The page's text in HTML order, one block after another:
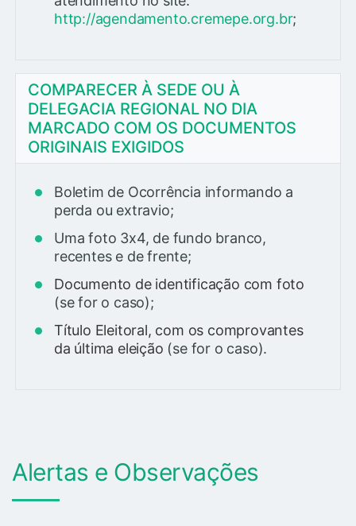
http://agendamento.cremepe.org.br;
COMPARECER À SEDE OU À
DELEGACIA REGIONAL NO DIA
MARCADO COM OS DOCUMENTOS
ORIGINAIS EXIGIDOS
Boletim de Ocorrência informando a
perda ou extravio;
Uma foto 3x4, de fundo branco,
recentes e de frente;
Documento de identificação com foto
(se for o caso);
Título Eleitoral, com os comprovantes
da última eleição (se for o caso).
Alertas e Observações